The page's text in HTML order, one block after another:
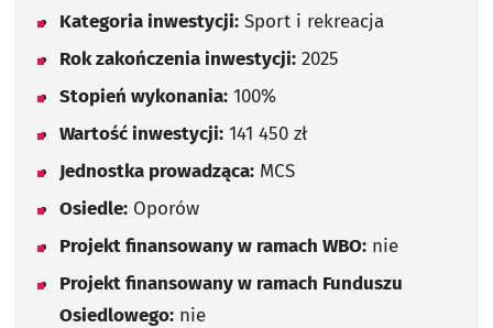
Kategoria inwestycji: Sport i rekreacja
Rok zakończenia inwestycji: 2025
Stopień wykonania: 100%
Wartość inwestycji: 141 450 zł
Jednostka prowadząca: MCS
Osiedle: Oporów
Projekt finansowany w ramach WBO: nie
Projekt finansowany w ramach Funduszu
Osiedlowego: nie